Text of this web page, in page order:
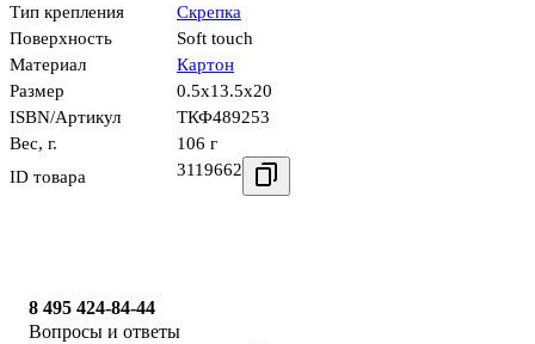
Тип крепления
Скрепка
Поверхность
Soft touch
Материал
Картон
Размер
0.5x13.5x20
ISBN/Артикул
ТКФ489253
Вес, г.
106 г
ID товара
3119662
8 495 424-84-44
Вопросы и ответы